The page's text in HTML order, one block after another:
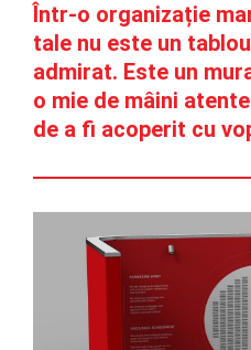
Într-o organizație
tale nu este un
admirat. Este un
o mie de mâini
de a fi acoperit cu